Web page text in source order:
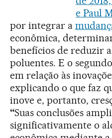
e Paul
por integrar a
econômica,
benefícios de reduzir
poluentes. E o
em relação às
explicando o que faz
inove e, portanto,
“Suas conclusões
significativamente o